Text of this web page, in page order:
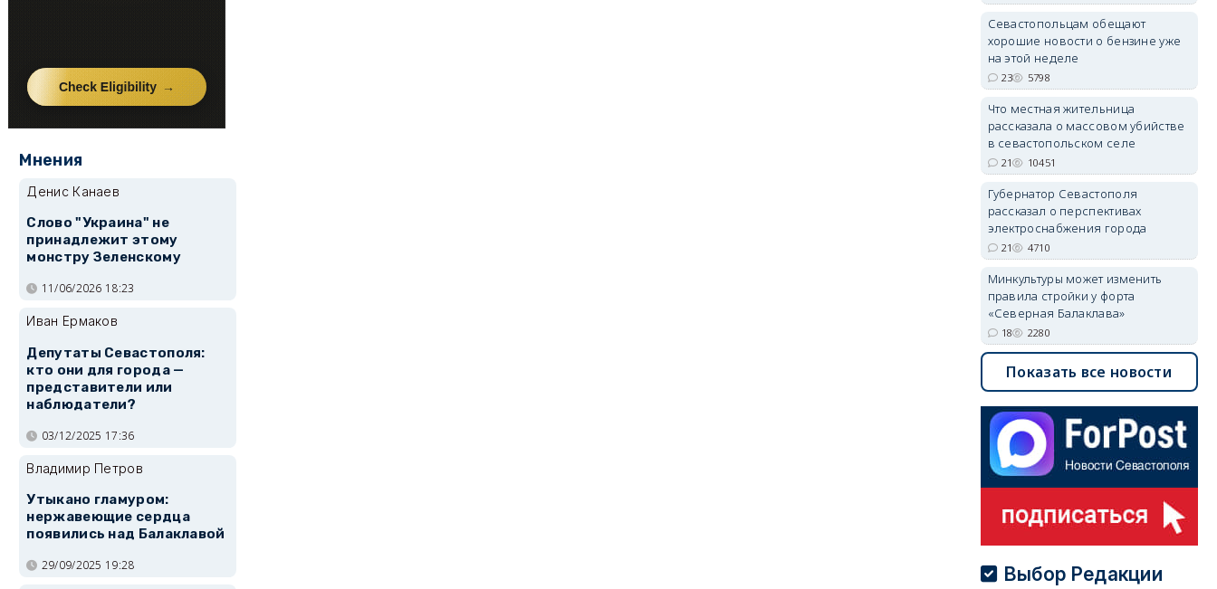
Мнения
Денис Канаев
Слово "Украина" не
принадлежит этому
монстру Зеленскому
11/06/2026 18:23
Иван Ермаков
Депутаты Севастополя:
кто они для города —
представители или
наблюдатели?
03/12/2025 17:36
Владимир Петров
Утыкано гламуром:
нержавеющие сердца
появились над Балаклавой
29/09/2025 19:28
Севастопольцам обещают
хорошие новости о бензине уже
на этой неделе
23 5798
Что местная жительница
рассказала о массовом убийстве
в севастопольском селе
21 10451
Губернатор Севастополя
рассказал о перспективах
электроснабжения города
21 4710
Минкультуры может изменить
правила стройки у форта
«Северная Балаклава»
18 2280
Показать все новости
Выбор Редакции